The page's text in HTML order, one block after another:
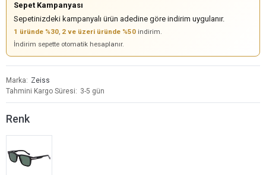
Sepet Kampanyası
Sepetinizdeki kampanyalı ürün adedine göre indirim uygulanır.
1 üründe %30, 2 ve üzeri üründe %50 indirim.
İndirim sepette otomatik hesaplanır.
Marka
Zeiss
Tahmini Kargo Süresi
3-5 gün
Renk